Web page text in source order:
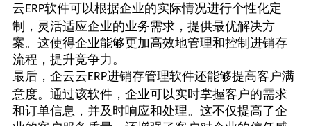
云ERP软件可以根据企业的实际情况进行个性化定
制，灵活适应企业的业务需求，提供最优解决方
案。这使得企业能够更加高效地管理和控制进销存
流程，提升竞争力。
最后， 企云云ERP进销存管理软件还能够提高客户满
意度。通过该软件，企业可以实时掌握客户的需求
和订单信息，并及时响应和处理。这不仅提高了企